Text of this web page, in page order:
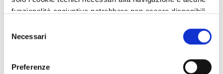
funzionalità aggiuntive potrebbero non essere disponibili.
delNecessari
Preferenze
abitanti;
un tasso di test positivi pari o superiore al 4%, ma meno di 50
casi ogni 100mila abitanti oppure se il tasso di test positivi è
risultato inferiore al 4% ma con un numero di casi compreso tra